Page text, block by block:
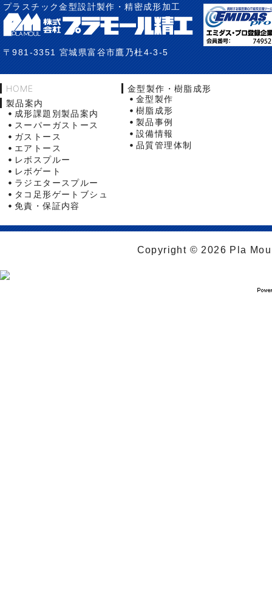
プラスチック金型設計製作・精密成形加工
〒981-3351 宮城県富谷市鷹乃杜4-3-5
HOME
製品案内
成形課題別製品案内
スーパーガストース
ガストース
エアトース
レボスプルー
レボゲート
ラジエタースプルー
タコ足形ゲートブシュ
免責・保証内容
金型製作・樹脂成形
金型製作
樹脂成形
製品事例
設備情報
品質管理体制
Copyright © 2026 Pla